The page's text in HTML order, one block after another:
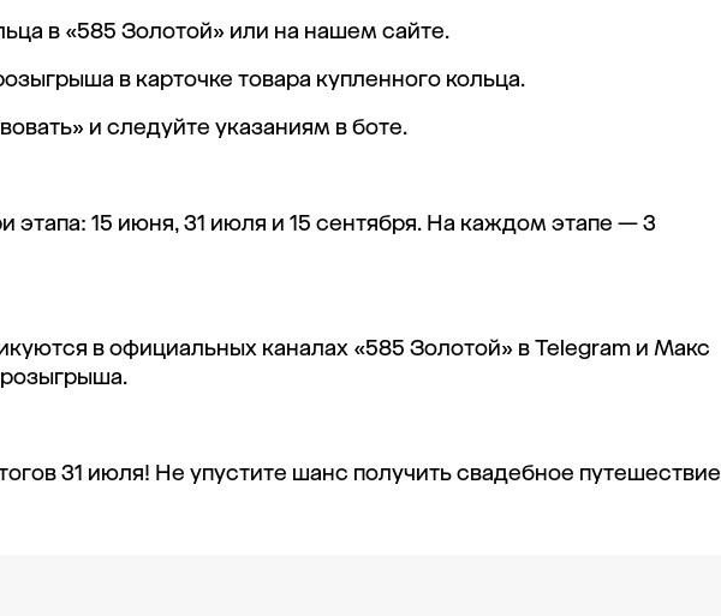
в «585 Золотой» или на нашем сайте.
в карточке товара купленного кольца.
и следуйте указаниям в боте.
этапа: 15 июня, 31 июля и 15 сентября. На каждом этапе — 3
в официальных каналах «585 Золотой» в Telegram и Макс
31 июля! Не упустите шанс получить свадебное путешествие